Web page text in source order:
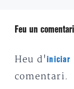
Feu un comentari
Heu d'iniciar
comentari.